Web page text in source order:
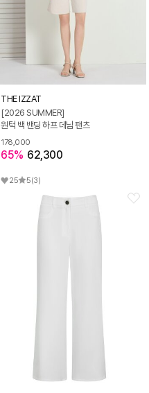
THE IZZAT
[2026 SUMMER]
원턱 백 밴딩 하프 데님 팬츠
178,000
65% 62,300
25 5(3)